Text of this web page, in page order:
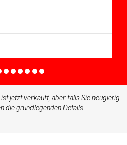
jetzt verkauft, aber falls Sie neugierig
die grundlegenden Details.